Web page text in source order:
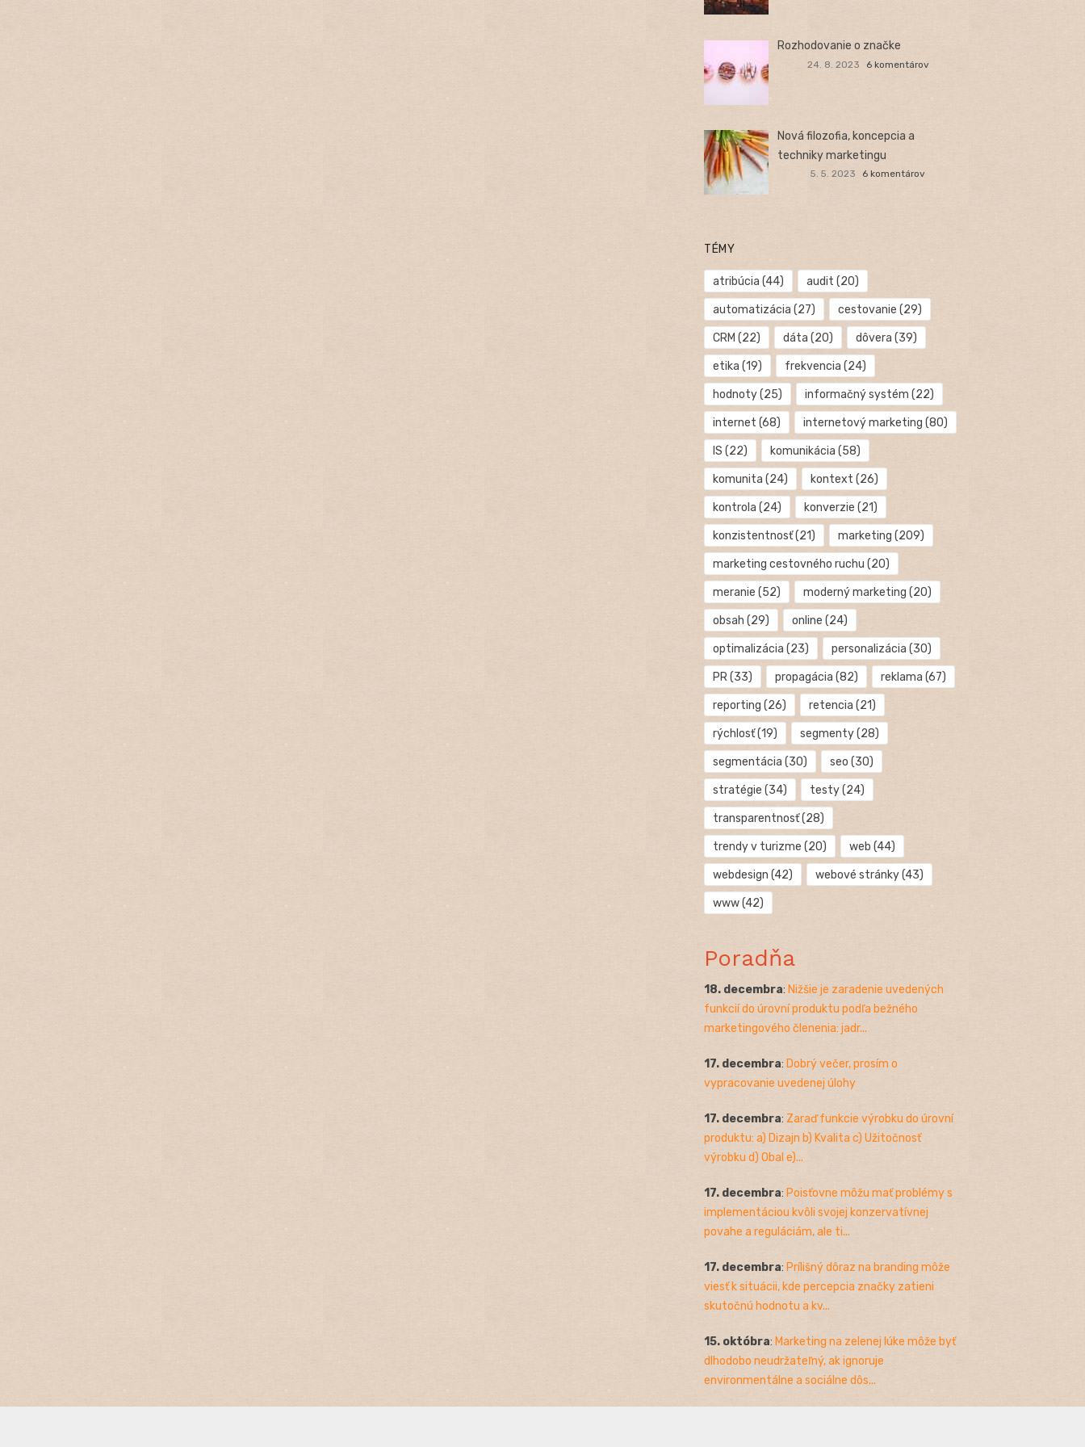
Rozhodovanie o značke
24. 8. 2023 6 komentárov
Nová filozofia, koncepcia a
techniky marketingu
5. 5. 2023 6 komentárov
TÉMY
atribúcia (44) audit (20)
automatizácia (27) cestovanie (29)
CRM (22) dáta (20) dôvera (39)
etika (19) frekvencia (24)
hodnoty(25) informačný systém (22)
internet (68) internetový marketing (80)
IS (22) komunikácia (58)
komunita (24) kontext (26)
kontrola (24) konverzie (21)
konzistentnosť(21) marketing (209)
marketing cestovného ruchu (20)
meranie (52) moderný marketing (20)
obsah (29) online (24)
optimalizácia (23) personalizácia (30)
PR(33) propagácia (82) reklama (67)
reporting (26) retencia (21)
rýchlosť(19) segmenty(28)
segmentácia (30) seo (30)
stratégie (34) testy(24)
transparentnosť(28)
trendy v turizme (20) web (44)
webdesign (42) webové stránky(43)
www(42)
Poradňa
18. decembra: Nižšie je zaradenie uvedených
funkcií do úrovní produktu podľa bežného
marketingového členenia: jadr...
17. decembra: Dobrý večer, prosím o
vypracovanie uvedenej úlohy
17. decembra: Zaraď funkcie výrobku do úrovní
produktu: a) Dizajn b) Kvalita c) Užitočnosť
výrobku d) Obal e)...
17. decembra: Poisťovne môžu mať problémy s
implementáciou kvôli svojej konzervatívnej
povahe a reguláciám, ale ti...
17. decembra: Prílišný dôraz na branding môže
viesť k situácii, kde percepcia značky zatieni
skutočnú hodnotu a kv...
15. októbra: Marketing na zelenej lúke môže byť
dlhodobo neudržateľný, ak ignoruje
environmentálne a sociálne dôs...